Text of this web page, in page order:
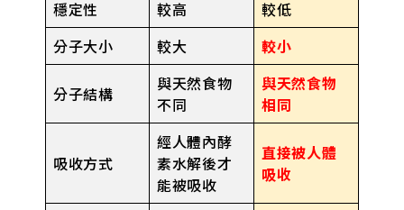
穩定性
較高
較低
分子大小
較大 較小
分子結構
與天然食物
不同
與天然食物
相同
吸收方式
經人體內酵
素水解後才
能被吸收
直接被人體
吸收